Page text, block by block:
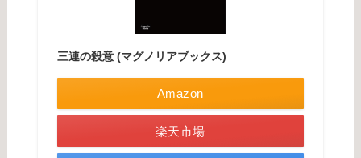
三連の殺意 (マグノリアブックス)
Amazon
楽天市場